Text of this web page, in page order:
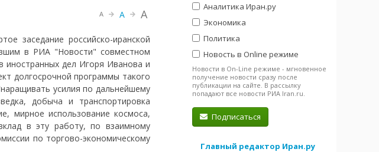
A A A
заседание российско-иранской
в РИА "Новости" совместном
иностранных дел Игоря Иванова и
долгосрочной программы такого
усилия по дальнейшему
добыча и транспортировка
мирное использование космоса,
в эту работу, по взаимному
по торгово-экономическому
Аналитика Иран.ру
Экономика
Политика
Новость в Online режиме
Новости в On-Line режиме - мгновенное
получение новости сразу после
публикации на сайте. В рассылку
попадают все новости РИА Iran.ru.
Подписаться
Главный редактор Иран.ру